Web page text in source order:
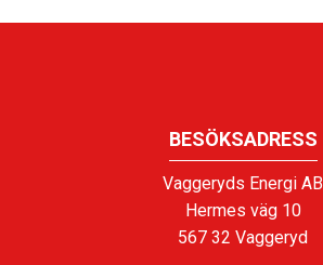
BESÖKSADRESS
Vaggeryds Energi AB
Hermes väg 10
567 32 Vaggeryd